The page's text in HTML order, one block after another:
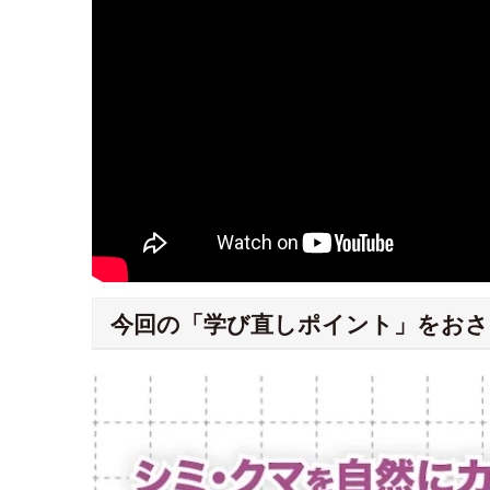
今回の「学び直しポイント」をお